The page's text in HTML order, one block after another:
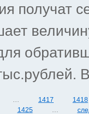
получат
1417
1418
1425